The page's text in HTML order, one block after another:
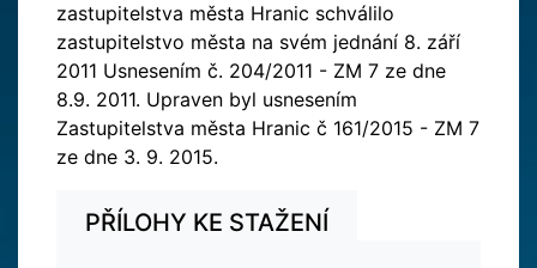
zastupitelstva města Hranic schválilo
zastupitelstvo města na svém jednání 8. září
2011 Usnesením č. 204/2011 - ZM 7 ze dne
8.9. 2011. Upraven byl usnesením
Zastupitelstva města Hranic č 161/2015 - ZM 7
ze dne 3. 9. 2015.
PŘÍLOHY KE STAŽENÍ